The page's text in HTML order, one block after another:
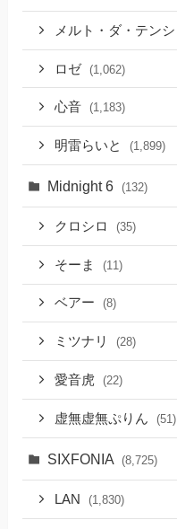
メルト・ダ・テンシ
ロゼ (1,062)
心音 (1,183)
明雷らいと (1,899)
Midnight 6 (132)
クロシロ (35)
そーま (11)
ベアー (8)
ミツナリ (28)
愛音虎 (22)
虚無虚無ぷりん (51)
SIXFONIA (8,725)
LAN (1,830)